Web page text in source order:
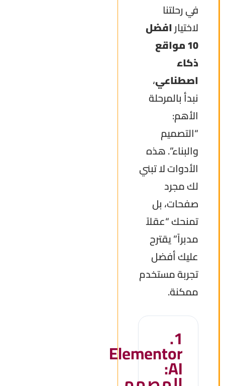
في رحلتنا
لاختيارافضل
10 مواقع
ذكاء
اصطناعي،
نبدأ بالمرحلة
الأهم:
“التصميم
والبناء”. هذه
الأدوات لا تبني
لك مجرد
صفحات، بل
تمنحك “عقلاً
مدبراً” يقترح
عليك أفضل
تجربة مستخدم
ممكنة.
1.
Elementor
AI: